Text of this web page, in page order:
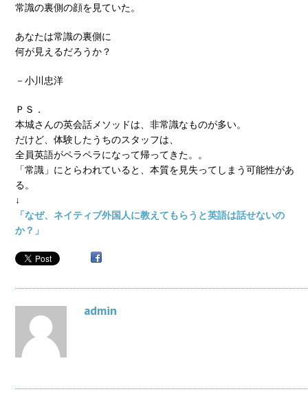
常識の裏側の顔を見ていた。
あなたは常識の裏側に
何が見えるだろうか？
－小川忠洋
ＰＳ．
本城さんの英会話メソッドは、非常識なものが多い。
だけど、体験したうちのスタッフは、
全員英語がペラペラになって帰ってきた。。
「常識」にとらわれていると、本質を見失ってしまう可能性があ
る。
↓
「なぜ、ネイティブ外国人に教えてもらうと英語は話せないの
か？」
admin